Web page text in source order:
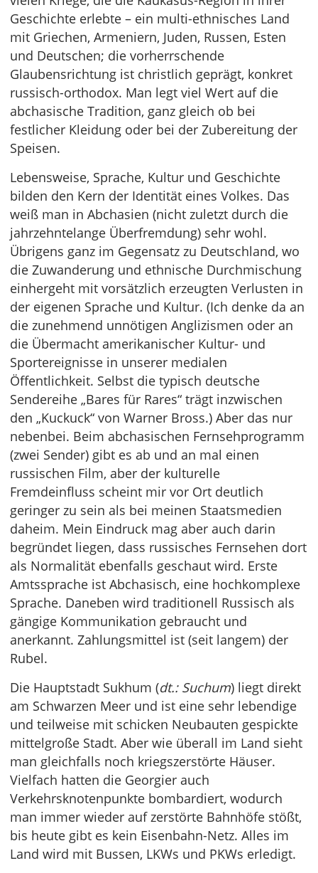
Geschichte erlebte – ein multi-ethnisches Land
mit Griechen, Armeniern, Juden, Russen, Esten
und Deutschen; die vorherrschende
Glaubensrichtung ist christlich geprägt, konkret
russisch-orthodox. Man legt viel Wert auf die
abchasische Tradition, ganz gleich ob bei
festlicher Kleidung oder bei der Zubereitung der
Speisen.
Lebensweise, Sprache, Kultur und Geschichte
bilden den Kern der Identität eines Volkes. Das
weiß man in Abchasien (nicht zuletzt durch die
jahrzehntelange Überfremdung) sehr wohl.
Übrigens ganz im Gegensatz zu Deutschland, wo
die Zuwanderung und ethnische Durchmischung
einhergeht mit vorsätzlich erzeugten Verlusten in
der eigenen Sprache und Kultur. (Ich denke da an
die zunehmend unnötigen Anglizismen oder an
die Übermacht amerikanischer Kultur- und
Sportereignisse in unserer medialen
Öffentlichkeit. Selbst die typisch deutsche
Sendereihe „Bares für Rares“ trägt inzwischen
den „Kuckuck“ von Warner Bross.) Aber das nur
nebenbei. Beim abchasischen Fernsehprogramm
(zwei Sender) gibt es ab und an mal einen
russischen Film, aber der kulturelle
Fremdeinfluss scheint mir vor Ort deutlich
geringer zu sein als bei meinen Staatsmedien
daheim. Mein Eindruck mag aber auch darin
begründet liegen, dass russisches Fernsehen dort
als Normalität ebenfalls geschaut wird. Erste
Amtssprache ist Abchasisch, eine hochkomplexe
Sprache. Daneben wird traditionell Russisch als
gängige Kommunikation gebraucht und
anerkannt. Zahlungsmittel ist (seit langem) der
Rubel.
Die Hauptstadt Sukhum (dt.: Suchum) liegt direkt
am Schwarzen Meer und ist eine sehr lebendige
und teilweise mit schicken Neubauten gespickte
mittelgroße Stadt. Aber wie überall im Land sieht
man gleichfalls noch kriegszerstörte Häuser.
Vielfach hatten die Georgier auch
Verkehrsknotenpunkte bombardiert, wodurch
man immer wieder auf zerstörte Bahnhöfe stößt,
bis heute gibt es kein Eisenbahn-Netz. Alles im
Land wird mit Bussen, LKWs und PKWs erledigt.